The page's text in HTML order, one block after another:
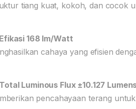
tiang kuat, kokoh, dan cocok
168 lm/Watt
cahaya yang efisien
Luminous Flux ±10.127
pencahayaan terang